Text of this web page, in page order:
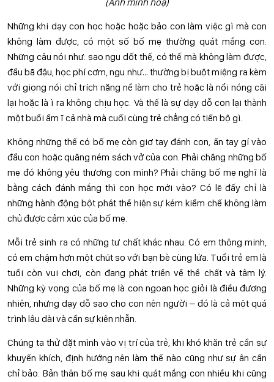
Những khi dạy con học hoặc hoặc bảo con làm việc gì mà con
không làm được, có một số bố mẹ thường quát mắng con.
Những câu nói như: sao ngu dốt thế, có thế mà không làm được,
đầu bã đậu, học phí cơm, ngu như… thường bị buột miệng ra kèm
với giọng nói chỉ trích nặng nề làm cho trẻ hoặc là nổi nóng cãi
lại hoặc là ì ra không chịu học. Và thế là sự dạy dỗ con lại thành
một buổi ầm ĩ cả nhà mà cuối cùng trẻ chẳng có tiến bộ gì.
Không những thế có bố mẹ còn giơ tay đánh con, ấn tay gí vào
đầu con hoặc quăng ném sách vở của con. Phải chăng những bố
mẹ đó không yêu thương con mình? Phải chăng bố mẹ nghĩ là
bằng cách đánh mắng thì con học mới vào? Có lẽ đấy chỉ là
những hành động bột phát thể hiện sự kém kiềm chế không làm
chủ được cảm xúc của bố mẹ.
Mỗi trẻ sinh ra có những tư chất khác nhau. Có em thông minh,
có em chậm hơn một chút so với bạn bè cùng lứa. Tuổi trẻ em là
tuổi còn vui chơi, còn đang phát triển về thể chất và tâm lý.
Những kỳ vọng của bố mẹ là con ngoan học giỏi là điều đương
nhiên, nhưng dạy dỗ sao cho con nên người – đó là cả một quá
trình lâu dài và cần sự kiên nhẫn.
Chúng ta thử đặt mình vào vị trí của trẻ, khi khó khăn trẻ cần sự
khuyến khích, định hướng nên làm thế nào cũng như sự ân cần
chỉ bảo. Bản thân bố mẹ sau khi quát mắng con nhiều khi cũng